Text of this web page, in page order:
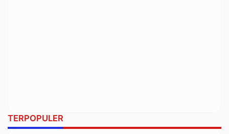
TERPOPULER